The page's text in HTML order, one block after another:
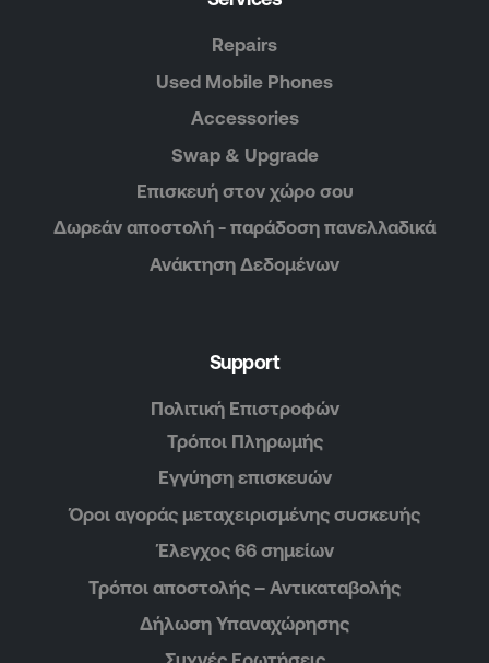
Repairs
Used Mobile Phones
Accessories
Swap & Upgrade
Επισκευή στον χώρο σου
Δωρεάν αποστολή - παράδοση πανελλαδικά
Ανάκτηση Δεδομένων
Support
Πολιτική Επιστροφών
Τρόποι Πληρωμής
Εγγύηση επισκευών
Όροι αγοράς μεταχειρισμένης συσκευής
Έλεγχος 66 σημείων
Τρόποι αποστολής – Αντικαταβολής
Δήλωση Υπαναχώρησης